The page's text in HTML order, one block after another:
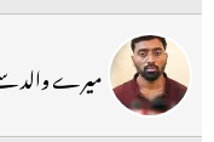
میرے والد